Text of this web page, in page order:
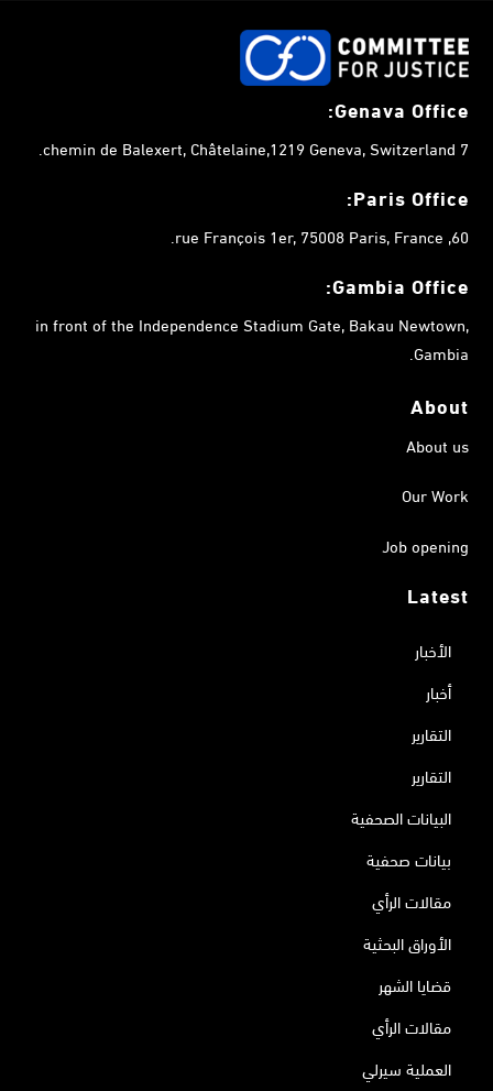
Genava Office:
7 chemin de Balexert, Châtelaine,1219 Geneva, Switzerland.
Paris Office:
60, rue François 1er, 75008 Paris, France.
Gambia Office:
in front of the Independence Stadium Gate, Bakau Newtown,
Gambia.
About
About us
Our Work
Job opening
Latest
الأخبار
أخبار
التقارير
التقارير
البيانات الصحفية
بيانات صحفية
مقالات الرأي
الأوراق البحثية
قضايا الشهر
مقالات الرأي
العملية سيرلي